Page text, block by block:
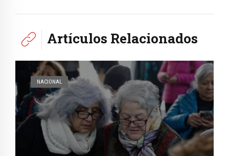
Artículos Relacionados
NACIONAL